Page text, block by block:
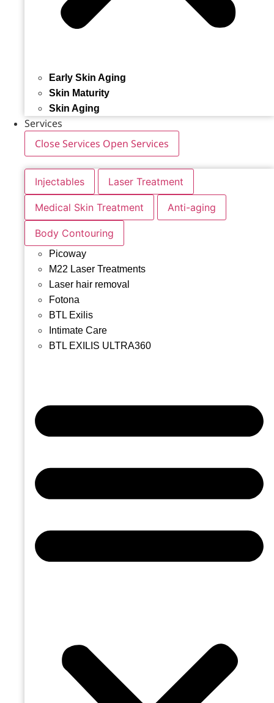
Early Skin Aging
Skin Maturity
Skin Aging
Services
Close Services Open Services
Injectables Laser Treatment
Medical Skin Treatment Anti-aging
Body Contouring
Picoway
M22 Laser Treatments
Laser hair removal
Fotona
BTL Exilis
Intimate Care
BTL EXILIS ULTRA360